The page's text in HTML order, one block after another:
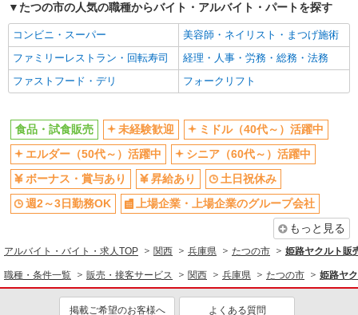
たつの市の人気の職種からバイト・アルバイト・パートを探す
コンビニ・スーパー
美容師・ネイリスト・まつげ施術
ファミリーレストラン・回転寿司
経理・人事・労務・総務・法務
ファストフード・デリ
フォークリフト
食品・試食販売 未経験歓迎
ミドル（40代～）活躍中
エルダー（50代～）活躍中
シニア（60代～）活躍中
ボーナス・賞与あり
昇給あり
土日祝休み
週2～3日勤務OK
上場企業・上場企業のグループ会社
もっと見る
アルバイト・バイト・求人TOP 関西 兵庫県 たつの市 姫路ヤクルト販
職種・条件一覧 販売・接客サービス 関西 兵庫県 たつの市 姫路ヤ
掲載ご希望のお客様へ よくある質問